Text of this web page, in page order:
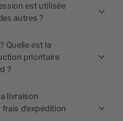
est utilisée
autres ?
Quelle est la
prioritaire
?
livraison
d’expédition